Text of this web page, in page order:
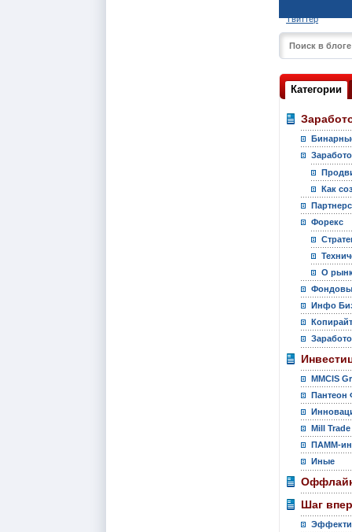
Твиттер
Категории
Как
Форекс
О
Инфо
MMCIS
Пантеон
Mill Trade
ПАММ-
Иные
Шаг